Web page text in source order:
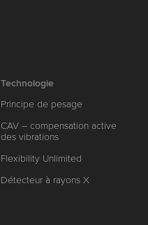
Technologie
Principe de pesage
CAV – compensation active
des vibrations
Flexibility Unlimited
Détecteur à rayons X